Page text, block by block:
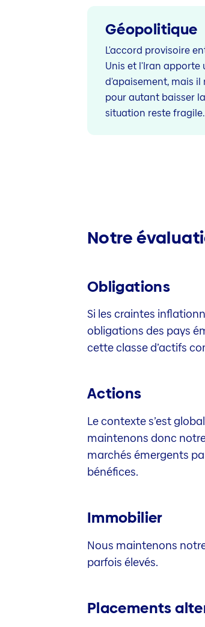
Géopolitique
L'accord provisoire
Unis et l'Iran apporte
d'apaisement, mais il
pour autant baisser
situation reste fragile.
Notre
Obligations
Si les craintes
obligations des pays
cette classe d’actifs
Actions
Le contexte s’est
maintenons donc
marchés émergents
bénéfices.
Immobilier
Nous maintenons
parfois élevés.
Placements